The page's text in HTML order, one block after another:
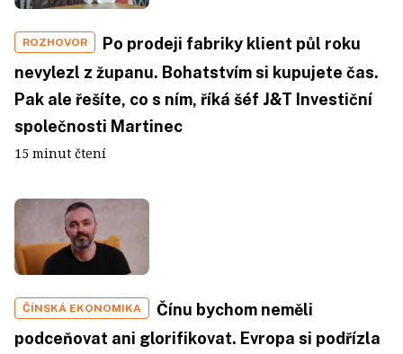
ROZHOVOR
Po prodeji fabriky klient půl roku
nevylezl z županu. Bohatstvím si kupujete čas.
Pak ale řešíte, co s ním, říká šéf J&T Investiční
společnosti Martinec
15 minut čtení
ČÍNSKÁ EKONOMIKA
Čínu bychom neměli
podceňovat ani glorifikovat. Evropa si podřízla